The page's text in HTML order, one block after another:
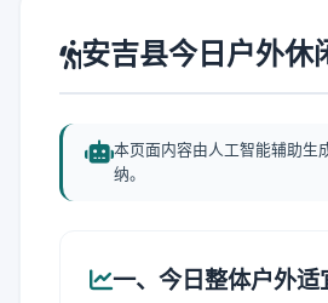
安吉县今日户外休
本页面内容由人工智能辅助生
纳。
一、今日整体户外适